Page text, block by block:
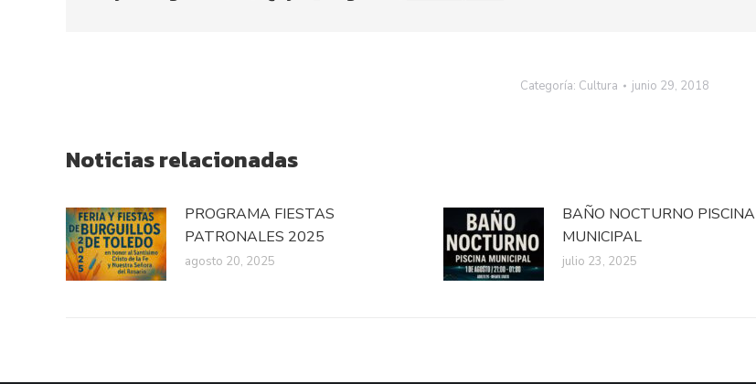
Categoría: Cultura junio 29, 2018
Noticias relacionadas
PROGRAMA FIESTAS
PATRONALES 2025
agosto 20, 2025
BAÑO NOCTURNO PISCINA
MUNICIPAL
julio 23, 2025